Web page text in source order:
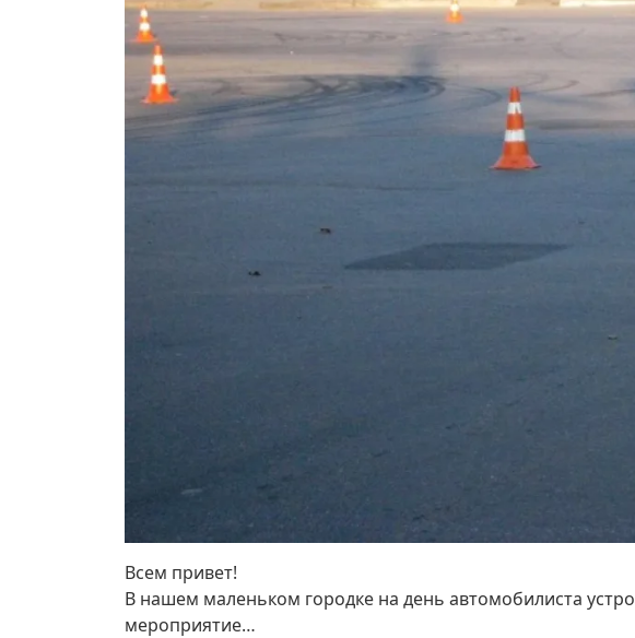
Всем привет!
В нашем маленьком городке на день автомобилиста
мероприятие…